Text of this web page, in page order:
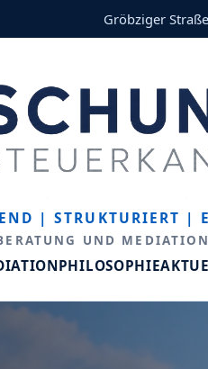
Gröbziger
| STRUKTURIERT |
UND MEDIATION
PHILOSOPHIE